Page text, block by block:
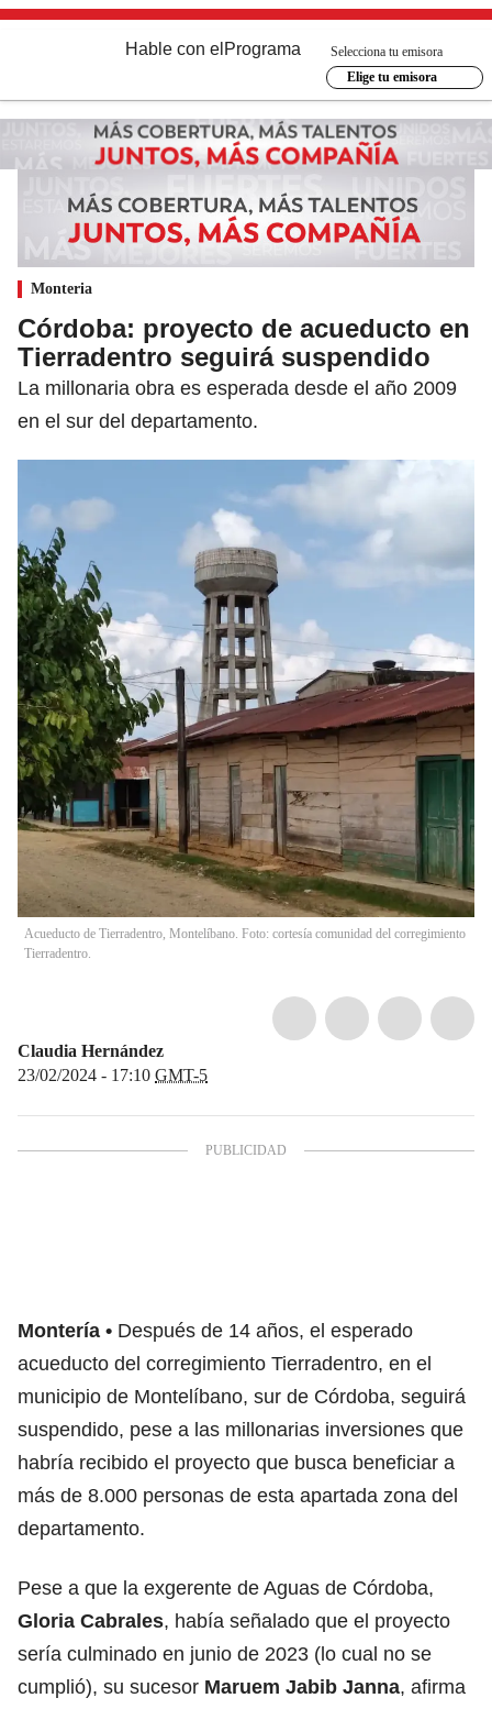
Hable con el Programa
Selecciona tu emisora
Elige tu emisora
Monteria
Córdoba: proyecto de acueducto en
Tierradentro seguirá suspendido
La millonaria obra es esperada desde el año 2009
en el sur del departamento.
Acueducto de Tierradentro, Montelíbano. Foto: cortesía comunidad del corregimiento
Tierradentro.
Claudia Hernández
23/02/2024 - 17:10 GMT-5
Montería
Después de 14 años, el esperado
acueducto del corregimiento Tierradentro, en el
municipio de Montelíbano, sur de Córdoba, seguirá
suspendido, pese a las millonarias inversiones que
habría recibido el proyecto que busca beneficiar a
más de 8.000 personas de esta apartada zona del
departamento.
Pese a que la exgerente de Aguas de Córdoba,
Gloria Cabrales, había señalado que el proyecto
sería culminado en junio de 2023 (lo cual no se
cumplió), su sucesor Maruem Jabib Janna, afirma